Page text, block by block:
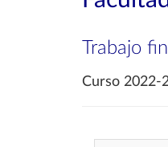
Trabajo
Curso 2022-